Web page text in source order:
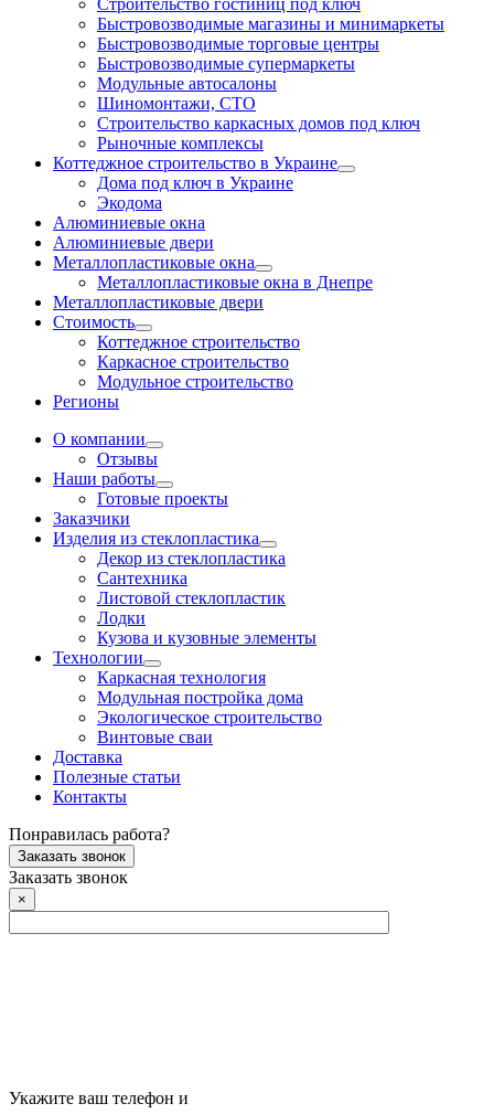
Быстровозводимые магазины и минимаркеты
Быстровозводимые торговые центры
Быстровозводимые супермаркеты
Модульные автосалоны
Шиномонтажи, СТО
Строительство каркасных домов под ключ
Рыночные комплексы
Коттеджное строительство в Украине
Дома под ключ в Украине
Экодома
Алюминиевые окна
Алюминиевые двери
Металлопластиковые окна
Металлопластиковые окна в Днепре
Металлопластиковые двери
Стоимость
Коттеджное строительство
Каркасное строительство
Модульное строительство
Регионы
О компании
Отзывы
Наши работы
Готовые проекты
Заказчики
Изделия из стеклопластика
Декор из стеклопластика
Сантехника
Листовой стеклопластик
Лодки
Кузова и кузовные элементы
Технологии
Каркасная технология
Модульная постройка дома
Экологическое строительство
Винтовые сваи
Доставка
Полезные статьи
Контакты
Понравилась работа?
Заказать звонок
Заказать звонок
×
Укажите ваш телефон и